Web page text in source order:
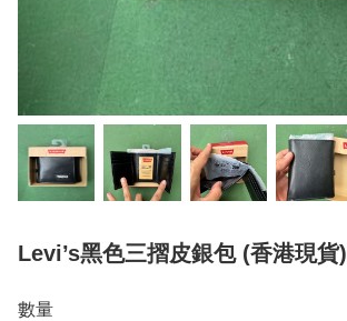
Levi’s黑色三摺皮銀包 (香港現貨)
數量